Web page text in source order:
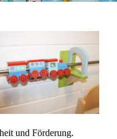
und Förderung.